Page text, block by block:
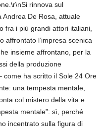
rinnova sul
Andrea De Rosa, attuale
fra i più grandi attori italiani,
affrontato l’impresa scenica
insieme affrontano, per la
della produzione
come ha scritto il Sole 24 Ore
una tempesta mentale,
col mistero della vita e
mentale”: sì, perché
incentrato sulla figura di